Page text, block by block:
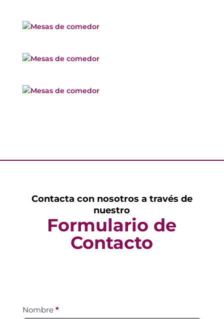
Contacta con nosotros a través de
nuestro
Formulario de
Contacto
Contact
Nombre *